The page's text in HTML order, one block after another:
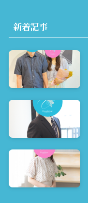
新着記事